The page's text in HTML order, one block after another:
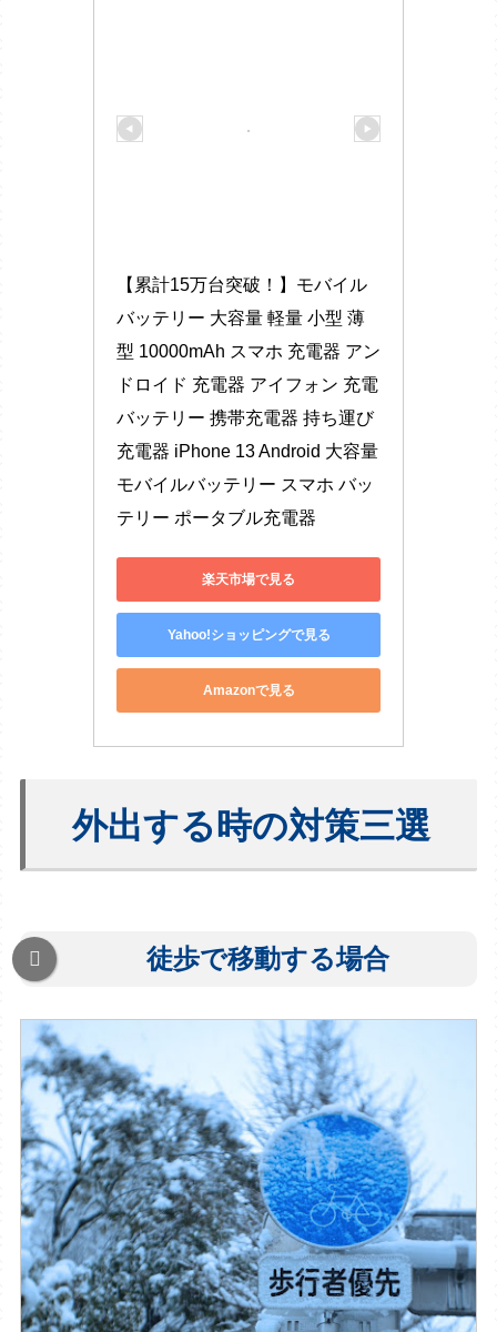
【累計15万台突破！】モバイル
バッテリー 大容量 軽量 小型 薄
型 10000mAh スマホ 充電器 アン
ドロイド 充電器 アイフォン 充電
バッテリー 携帯充電器 持ち運び
充電器 iPhone 13 Android 大容量
モバイルバッテリー スマホ バッ
テリー ポータブル充電器
楽天市場で見る
Yahoo!ショッピングで見る
Amazonで見る
外出する時の対策三選
徒歩で移動する場合